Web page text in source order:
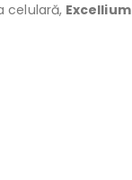
celulară, Excellium